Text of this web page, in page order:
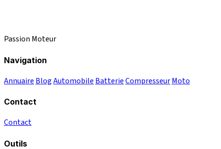
Passion Moteur
Navigation
Annuaire BlogAutomobile BatterieCompresseurMoto
Contact
Contact
Outils